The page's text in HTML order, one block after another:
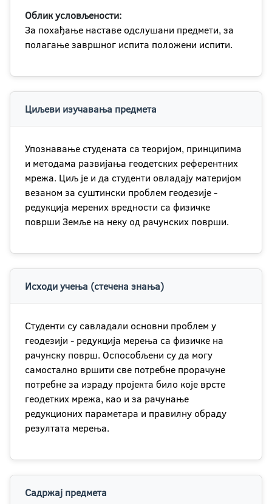
Облик условљености:
За похађање наставе одслушани предмети, за
полагање завршног испита положени испити.
Циљеви изучавања предмета
Упознавање студената са теоријом, принципима
и методама развијања геодетских референтних
мрежа. Циљ је и да студенти овладају материјом
везаном за суштински проблем геодезије -
редукција мерених вредности са физичке
површи Земље на неку од рачунских површи.
Исходи учења (стечена знања)
Студенти су савладали основни проблем у
геодезији - редукција мерења са физичке на
рачунску површ. Оспособљени су да могу
самостално вршити све потребне прорачуне
потребне за израду пројекта било које врсте
геодетких мрежа, као и за рачунање
редукционих параметара и правилну обраду
резултата мерења.
Садржај предмета